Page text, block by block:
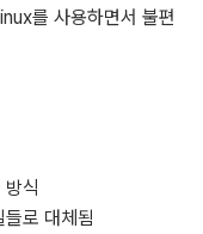
를 사용하면서 불편
식
로 대체됨